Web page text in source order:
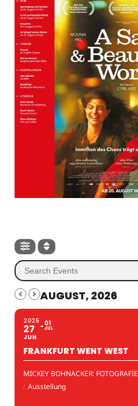
AUGUST, 2026
2025
27
JUN
01
JUL
FRANKFURT WENT WEST
MICKEY BOHNACKER:
: Ausstellung